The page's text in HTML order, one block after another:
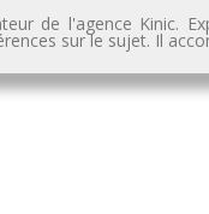
de l'agence Kinic.
sur le sujet. Il